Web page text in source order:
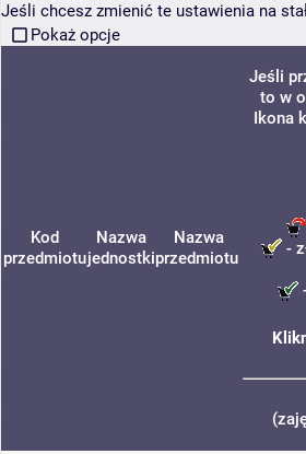
Jeśli chcesz zmienić te ustawienia na
Pokaż opcje
Kod
przedmiotu
Nazwa
jednostki
Nazwa
przedmiotu
Jeśli
to w
Ikona
-